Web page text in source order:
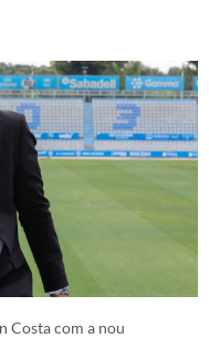
Costa com a nou